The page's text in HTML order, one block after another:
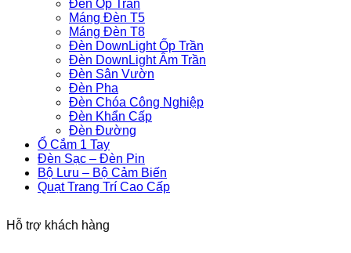
Đèn Ốp Trần
Máng Đèn T5
Máng Đèn T8
Đèn DownLight Ốp Trần
Đèn DownLight Âm Trần
Đèn Sân Vườn
Đèn Pha
Đèn Chóa Công Nghiệp
Đèn Khẩn Cấp
Đèn Đường
Ổ Cắm 1 Tay
Đèn Sạc – Đèn Pin
Bộ Lưu – Bộ Cảm Biến
Quạt Trang Trí Cao Cấp
Hỗ trợ khách hàng